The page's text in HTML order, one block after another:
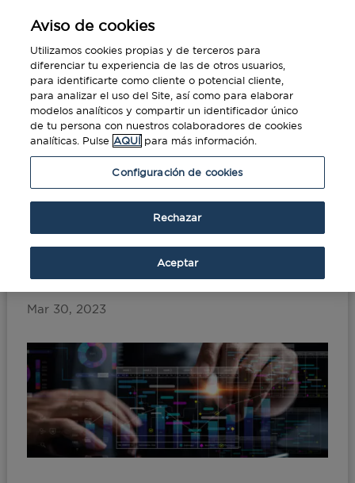
Portada»Certificaciones para impulsar la
labor de Compras
Certificaciones para
impulsar la labor de
Compras
Mar 30, 2023
Aviso de cookies
Utilizamos cookies propias y de terceros para
diferenciar tu experiencia de las de otros usuarios,
para identificarte como cliente o potencial cliente,
para analizar el uso del Site, así como para elaborar
modelos analíticos y compartir un identificador único
de tu persona con nuestros colaboradores de cookies
analíticas. Pulse AQUÍ para más información.
Configuración de cookies
Rechazar
Aceptar